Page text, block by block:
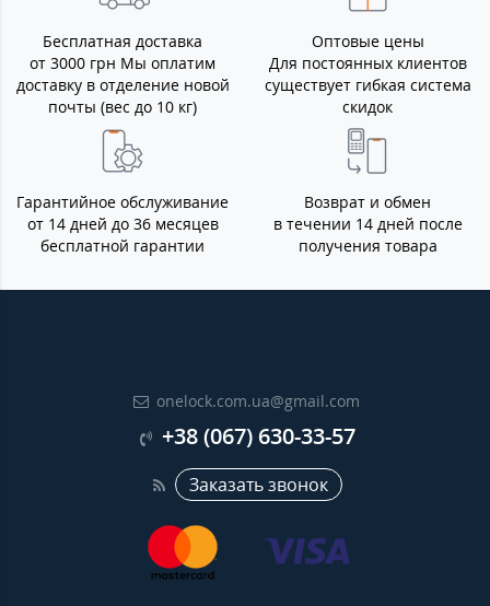
Бесплатная доставка
от 3000 грн Мы оплатим
доставку в отделение новой
почты (вес до 10 кг)
Оптовые цены
Для постоянных клиентов
существует гибкая система
скидок
Гарантийное обслуживание
от 14 дней до 36 месяцев
бесплатной гарантии
Возврат и обмен
в течении 14 дней после
получения товара
onelock.com.ua@gmail.com
+38 (067) 630-33-57
Заказать звонок